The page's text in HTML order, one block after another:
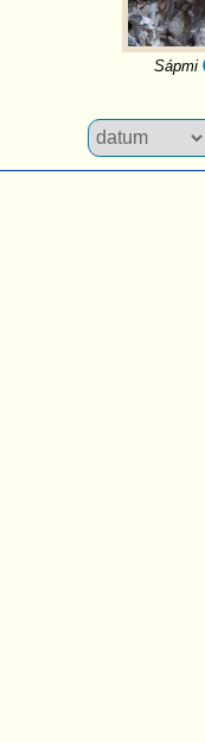
Sápmi